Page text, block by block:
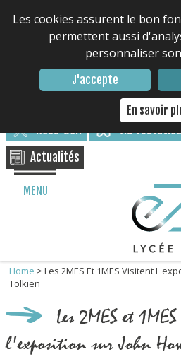
Les cookies assurent le bon
permettent aussi
personnaliser
J'accepte
En savoir
Contacter le lycée :
Nous suivre
Résa-Self via
Actualités
MENU
Home > Les 2MES Et 1MES Visitent
Tolkien
Les 2MES et
l'exposition sur John